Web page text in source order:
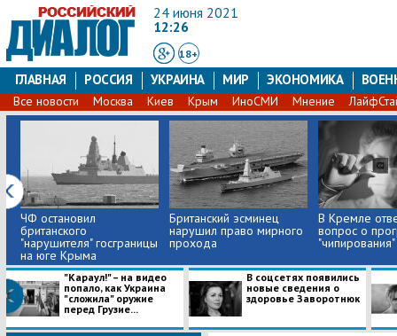
24 июня 2021
12:26
18+
ГЛАВНАЯ РОССИЯ УКРАИНА МИР ЭКОНОМИКА
Все новости Москва Киев Крым ИноСМИ Мнение
ЧФ остановил
британского
"нарушителя" госграницы
на юге Крыма
Британский эсминец
нарушил право мирного
прохода
В Кремле
вопрос о
"Караул!" – на видео
попало, как Украина
"сложила" оружие
перед Грузие...
В соцсетях появились
новые сведения о
здоровье Заворотнюк